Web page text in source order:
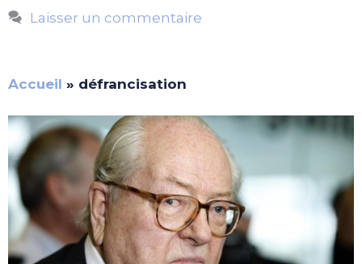
Laisser un commentaire
Accueil » défrancisation